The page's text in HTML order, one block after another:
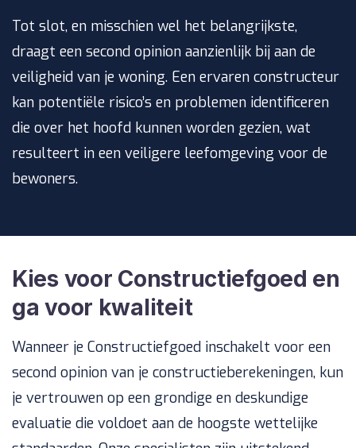
Tot slot, en misschien wel het belangrijkste,
draagt een second opinion aanzienlijk bij aan de
veiligheid van je woning. Een ervaren constructeur
kan potentiële risico’s en problemen identificeren
die over het hoofd kunnen worden gezien, wat
resulteert in een veiligere leefomgeving voor de
bewoners.
Kies voor Constructiefgoed en
ga voor kwaliteit
Wanneer je Constructiefgoed inschakelt voor een
second opinion van je constructieberekeningen, kun
je vertrouwen op een grondige en deskundige
evaluatie die voldoet aan de hoogste wettelijke